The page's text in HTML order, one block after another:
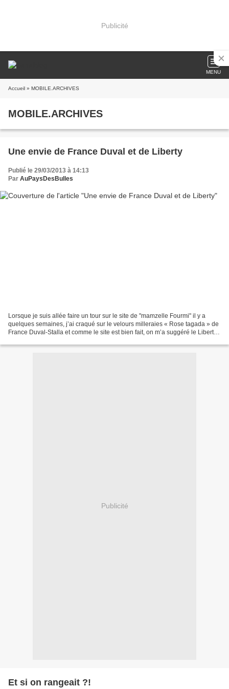
Publicité
MENU
Accueil » MOBILE.ARCHIVES
MOBILE.ARCHIVES
Une envie de France Duval et de Liberty
Publié le 29/03/2013 à 14:13
Par AuPaysDesBulles
Lorsque je suis allée faire un tour sur le site de "mamzelle Fourmi" il y a
quelques semaines, j’ai craqué sur le velours milleraies « Rose tagada » de
France Duval-Stalla et comme le site est bien fait, on m’a suggéré le Liberty
Publicité
Et si on rangeait ?!